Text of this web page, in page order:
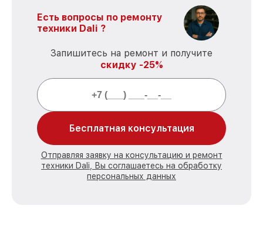
Есть вопросы по ремонту
техники Dali ?
Запишитесь на ремонт и получите
скидку -25%
Бесплатная консультация
Отправляя заявку на консультацию и ремонт
техники Dali, Вы соглашаетесь на обработку
персональных данных